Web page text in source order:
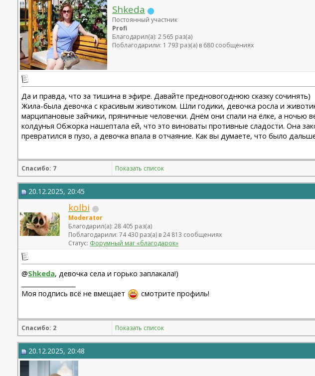
Shkeda
Постоянный участник
Profi
Благодарил(а): 2 565 раз(а)
Поблагодарили: 1 793 раз(а) в 680 сообщениях
Да и правда, что за тишина в эфире. Давайте предновогоднюю сказку сочинять)
Жила-была девочка с красивым животиком. Шли годики, девочка росла и
марципановые зайчики, пряничные человечки. Днём они спали на ёлке, а ночью
колдунья Обжорка нашептала ей, что это виноваты противные сладости. Она
превратился в пузо, а девочка впала в отчаяние. Как вы думаете, что было
Спасибо: 7 Показать список
20.12.2025, 20:45
kolbi
Moderator
Благодарил(а): 28 405 раз(а)
Поблагодарили: 74 430 раз(а) в 24 813 сообщениях
Статус: Форумный маг «благодарок»
@Shkeda, девочка села и горько заплакала!)
Моя подпись всё не вмещает
смотрите профиль!
Спасибо: 2 Показать список
20.12.2025, 20:48